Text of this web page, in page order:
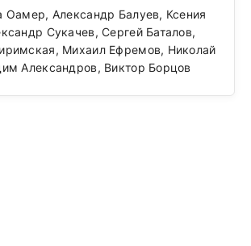
Оамер, Александр Балуев, Ксения
Сукачев, Сергей Баталов,
Михаил Ефремов, Николай
Александров, Виктор Борцов